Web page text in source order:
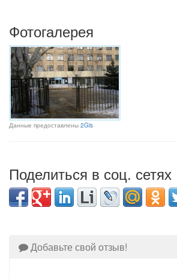
Фотогалерея
Данные предоставлены 2Gis
Поделиться в соц. сетях
Добавьте свой отзыв!